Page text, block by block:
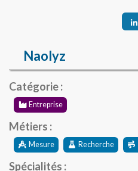
Naolyz
Catégorie :
Entreprise
Métiers :
Mesure Recherche
Spécialités :